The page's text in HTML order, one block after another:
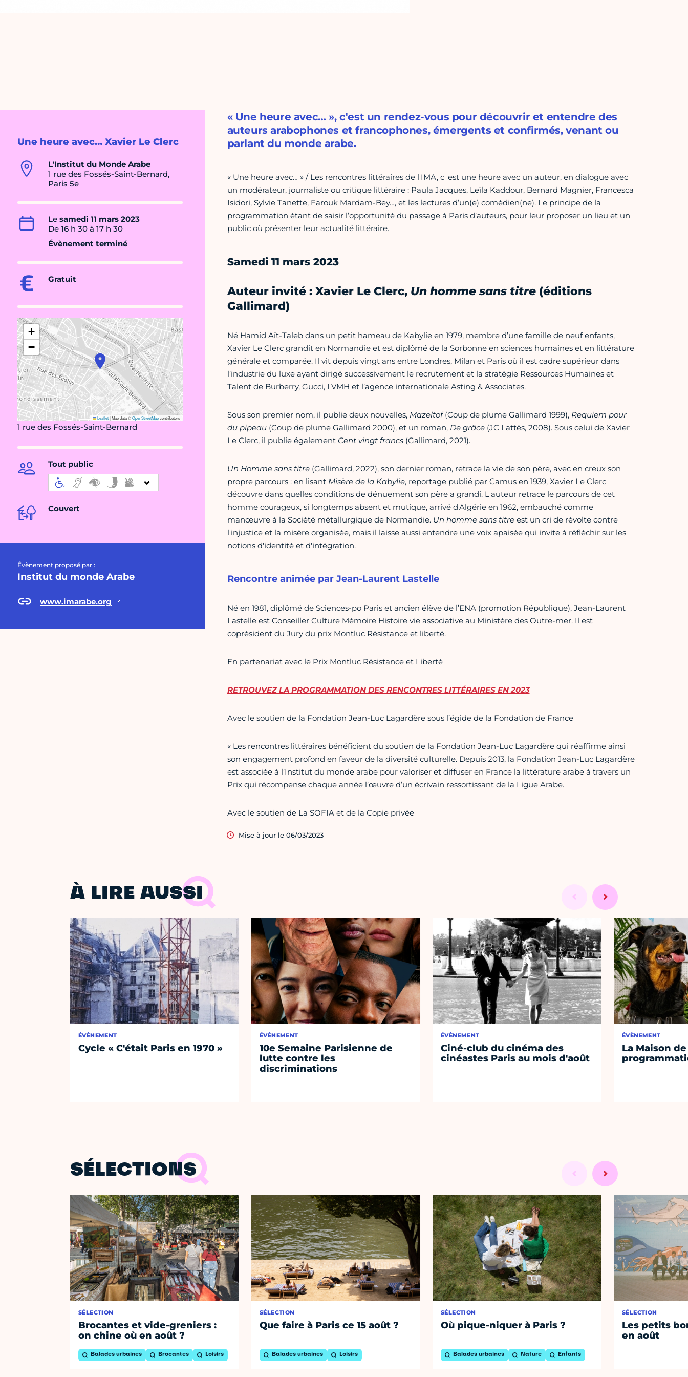
Une heure avec… Xavier Le Clerc
L'Institut du Monde Arabe
1 rue des Fossés-Saint-Bernard,
Paris 5e
Le samedi 11 mars 2023
De 16 h 30 à 17 h 30
Évènement terminé
Gratuit
+
−
Leaflet|Map data ©OpenStreetMapcontributors
1 rue des Fossés-Saint-Bernard
Tout public
Couvert
Évènement proposé par :
Institut du monde Arabe
www.imarabe.org
« Une heure avec… », c'est un rendez-vous pour découvrir et entendre des
auteurs arabophones et francophones, émergents et confirmés, venant ou
parlant du monde arabe.
« Une heure avec… » / Les rencontres littéraires de l'IMA, c 'est une heure avec un auteur, en dialogue avec
un modérateur, journaliste ou critique littéraire : Paula Jacques, Leïla Kaddour, Bernard Magnier, Francesca
Isidori, Sylvie Tanette, Farouk Mardam-Bey…, et les lectures d’un(e) comédien(ne). Le principe de la
programmation étant de saisir l’opportunité du passage à Paris d’auteurs, pour leur proposer un lieu et un
public où présenter leur actualité littéraire.
Samedi 11 mars 2023
Auteur invité : Xavier Le Clerc, Un homme sans titre(éditions
Gallimard)
Né Hamid Aït-Taleb dans un petit hameau de Kabylie en 1979, membre d’une famille de neuf enfants,
Xavier Le Clerc grandit en Normandie et est diplômé de la Sorbonne en sciences humaines et en littérature
générale et comparée. Il vit depuis vingt ans entre Londres, Milan et Paris où il est cadre supérieur dans
l’industrie du luxe ayant dirigé successivement le recrutement et la stratégie Ressources Humaines et
Talent de Burberry, Gucci, LVMH et l’agence internationale Asting & Associates.
Sous son premier nom, il publie deux nouvelles,Mazeltof(Coup de plume Gallimard 1999), Requiem pour
du pipeau(Coup de plume Gallimard 2000), et un roman, De grâce(JC Lattès, 2008). Sous celui de Xavier
Le Clerc, il publie également Cent vingt francs(Gallimard, 2021).
Un Homme sans titre (Gallimard, 2022), son dernier roman, retrace la vie de son père, avec en creux son
propre parcours : en lisant Misère de la Kabylie, reportage publié par Camus en 1939, Xavier Le Clerc
découvre dans quelles conditions de dénuement son père a grandi. L'auteur retrace le parcours de cet
homme courageux, si longtemps absent et mutique, arrivé d'Algérie en 1962, embauché comme
manœuvre à la Société métallurgique de Normandie. Un homme sans titreest un cri de révolte contre
l'injustice et la misère organisée, mais il laisse aussi entendre une voix apaisée qui invite à réfléchir sur les
notions d'identité et d'intégration.
Rencontre animée par Jean-Laurent Lastelle
Né en 1981, diplômé de Sciences-po Paris et ancien élève de l’ENA (promotion République), Jean-Laurent
Lastelle est Conseiller Culture Mémoire Histoire vie associative au Ministère des Outre-mer. Il est
coprésident du Jury du prix Montluc Résistance et liberté.
En partenariat avec le Prix Montluc Résistance et Liberté
RETROUVEZ LA PROGRAMMATION DES RENCONTRES LITTÉRAIRES EN 2023
Avec le soutien de la Fondation Jean-Luc Lagardère sous l’égide de la Fondation de France
« Les rencontres littéraires bénéficient du soutien de la Fondation Jean-Luc Lagardère qui réaffirme ainsi
son engagement profond en faveur de la diversité culturelle. Depuis 2013, la Fondation Jean-Luc Lagardère
est associée à l’Institut du monde arabe pour valoriser et diffuser en France la littérature arabe à travers un
Prix qui récompense chaque année l’œuvre d’un écrivain ressortissant de la Ligue Arabe.
Avec le soutien de La SOFIA et de la Copie privée
Mise à jour le 06/03/2023
À LIRE AUSSI
ÉVÈNEMENT
Cycle « C'était Paris en 1970 »
ÉVÈNEMENT
10e Semaine Parisienne de
lutte contre les
discriminations
ÉVÈNEMENT
Ciné-club du cinéma des
cinéastes Paris au mois d'août
ÉVÈNEMENT
La Maison
SÉLECTIONS
SÉLECTION
Brocantes et vide-greniers :
on chine où en août ?
Balades urbaines Brocantes Loisirs
SÉLECTION
Que faire à Paris ce 15 août ?
Balades urbaines Loisirs
SÉLECTION
Où pique-niquer à Paris ?
Balades urbaines Nature Enfants
SÉLECTION
Les petits
en août